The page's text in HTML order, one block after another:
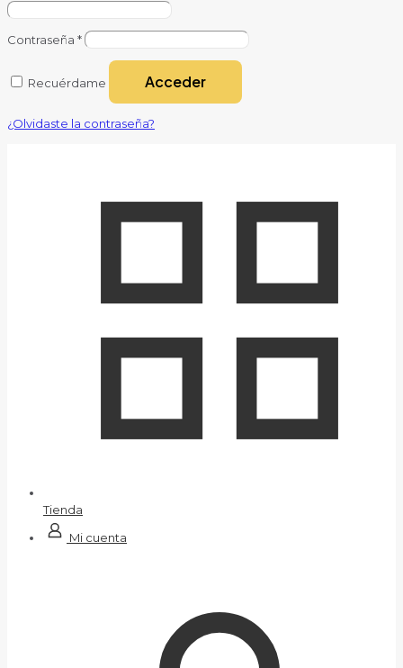
Contraseña *
Recuérdame Acceder
¿Olvidaste la contraseña?
Tienda
Mi cuenta